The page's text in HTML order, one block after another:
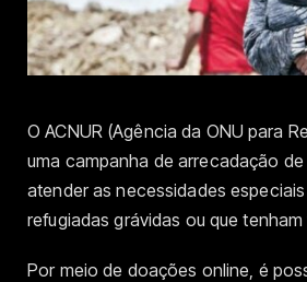
O ACNUR (Agência da ONU para
uma campanha de arrecadação
atender as necessidades
refugiadas grávidas ou que tenham
Por meio de doações online, é